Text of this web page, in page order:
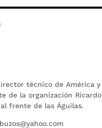
técnico de América
de la organización
frente de las Águilas.